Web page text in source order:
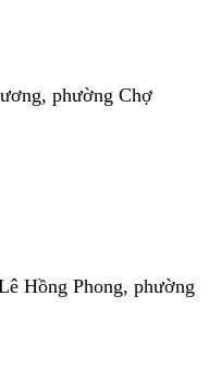
phường Chợ
Hồng Phong, phường